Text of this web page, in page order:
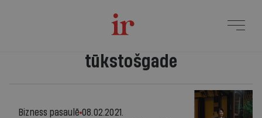
tūkstošgade
Bizness pasaulē 08.02.2021.